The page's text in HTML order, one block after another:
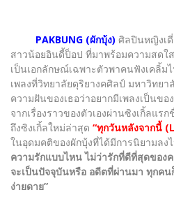
PAKBUNG (ผักบุ้ง) ศิลปินหญิงเ
สาวน้อยอินดี้ป็อป ที่มาพร้อมความสดใ
เป็นเอกลักษณ์เฉพาะตัวพาคนฟังเคลิ้มไ
เพลงที่วิทยาลัยดุริยางคศิลป์ มหาวิทย
ความฝันของเธอว่าอยากมีเพลงเป็นขอ
จากเรื่องราวของตัวเองผ่านซิงเกิ้ลแรก
ถึงซิงเกิ้ลใหม่ล่าสุด “ทุกวันหลังจากนี้
ในอุดมคติของผักบุ้งที่ได้มีการนิยามลง
ความรักแบบไหน ไม่ว่ารักที่ดีที่สุดของ
จะเป็นปัจจุบันหรือ อดีตที่ผ่านมา ทุกคน
ง่ายดาย”